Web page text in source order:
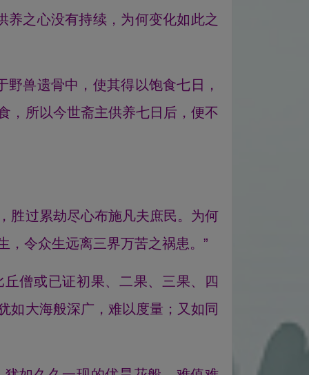
养之心没有持续，为何变化如此之
兽遗骨中，使其得以饱食七日，
，所以今世斋主供养七日后，便不
胜过累劫尽心布施凡夫庶民。为何
，令众生远离三界万苦之祸患。”
僧或已证初果、二果、三果、四
如大海般深广，难以度量；又如同